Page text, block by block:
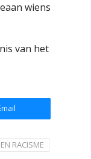
wiens
van het
RACISME